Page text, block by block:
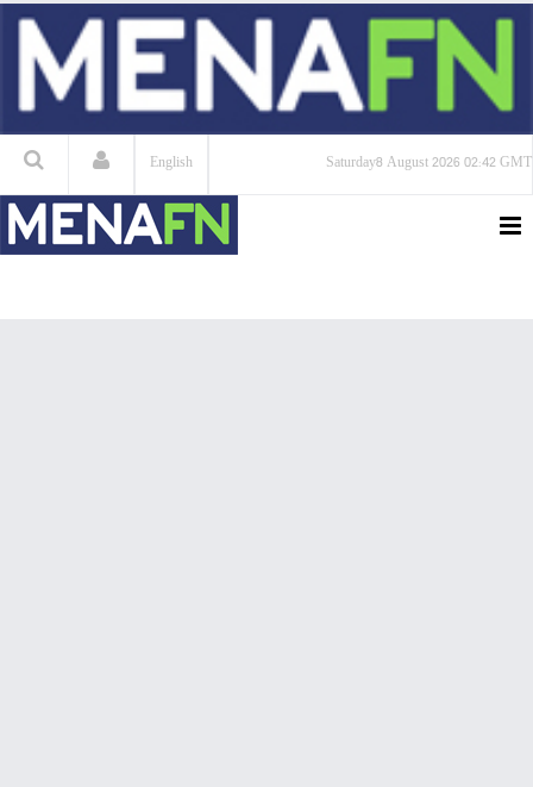
Saturday8 August 202602:42 GMT
English